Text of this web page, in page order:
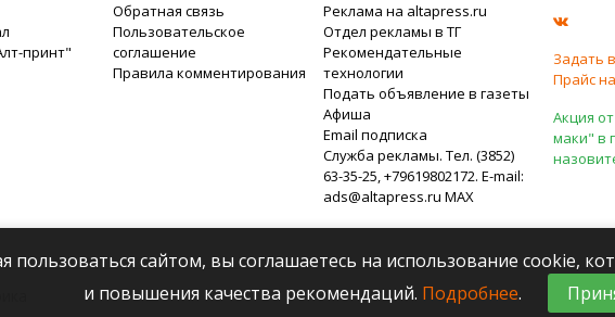
принт"
Обратная связь
Пользовательское
соглашение
Правила комментирования
Реклама на altapress.ru
Отдел рекламы в ТГ
Рекомендательные
технологии
Подать объявление в газеты
Афиша
Email подписка
Служба рекламы. Тел. (3852)
63-35-25, +79619802172. E-mail:
ads@altapress.ru MAX
Задать
Прайс
Акция
маки" в
пользоваться сайтом, вы соглашаетесь на использование cookie,
и повышения качества рекомендаций. Подробнее.